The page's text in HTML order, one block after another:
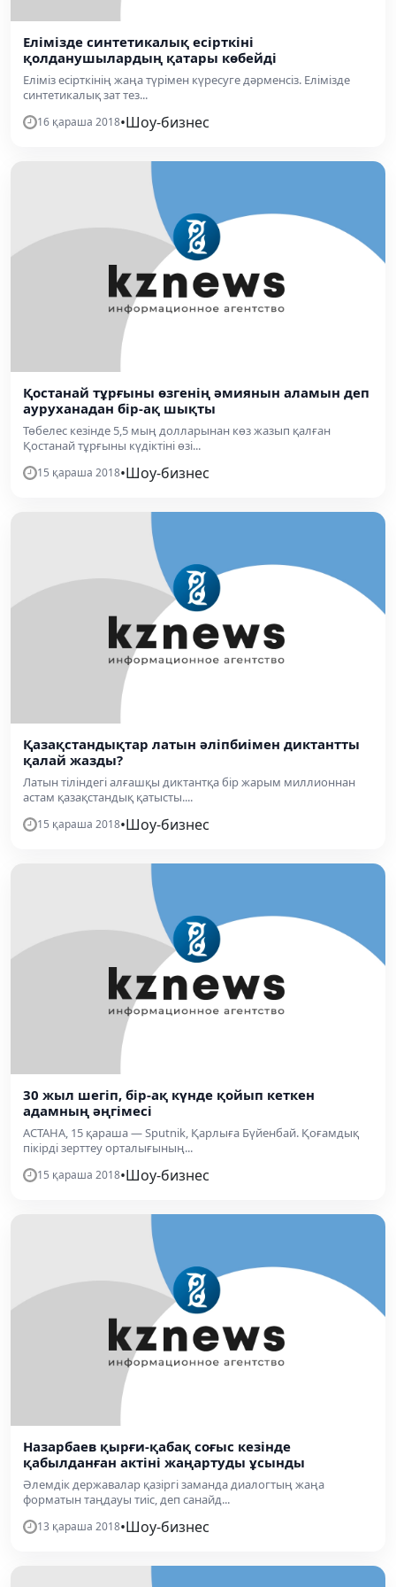
Елімізде синтетикалық есірткіні
қолданушылардың қатары көбейді
Еліміз есірткінің жаңа түрімен күресуге дәрменсіз. Елімізде
синтетикалық зат тез...
16 қараша 2018•Шоу-бизнес
Қостанай тұрғыны өзгенің әмиянын аламын деп
ауруханадан бір-ақ шықты
Төбелес кезінде 5,5 мың долларынан көз жазып қалған
Қостанай тұрғыны күдіктіні өзі...
15 қараша 2018•Шоу-бизнес
Қазақстандықтар латын әліпбиімен диктантты
қалай жазды?
Латын тіліндегі алғашқы диктантқа бір жарым миллионнан
астам қазақстандық қатысты....
15 қараша 2018•Шоу-бизнес
30 жыл шегіп, бір-ақ күнде қойып кеткен
адамның әңгімесі
АСТАНА, 15 қараша — Sputnik, Қарлыға Бүйенбай. Қоғамдық
пікірді зерттеу орталығының...
15 қараша 2018•Шоу-бизнес
Назарбаев қырғи-қабақ соғыс кезінде
қабылданған актіні жаңартуды ұсынды
Әлемдік державалар қазіргі заманда диалогтың жаңа
форматын таңдауы тиіс, деп санайд...
13 қараша 2018•Шоу-бизнес